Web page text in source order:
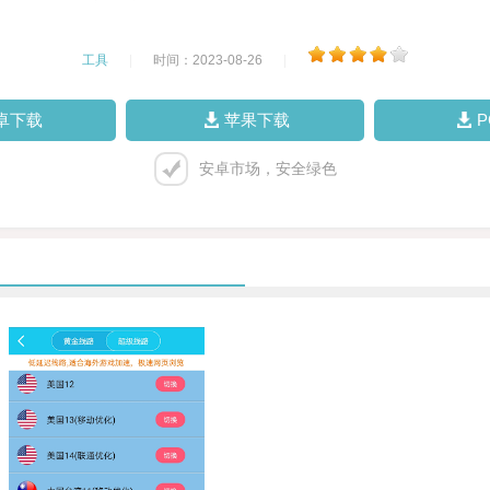
工具 时间：2023-08-26
下载 苹果下载
安卓市场，安全绿色